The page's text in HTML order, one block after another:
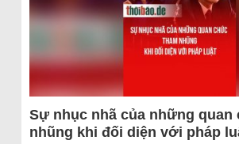
Sự nhục nhã của những quan
nhũng khi đối diện với pháp